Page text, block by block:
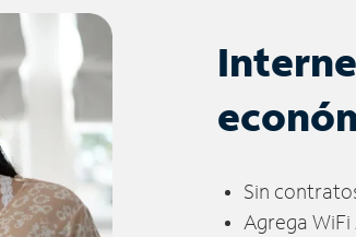
Sin
Agrega